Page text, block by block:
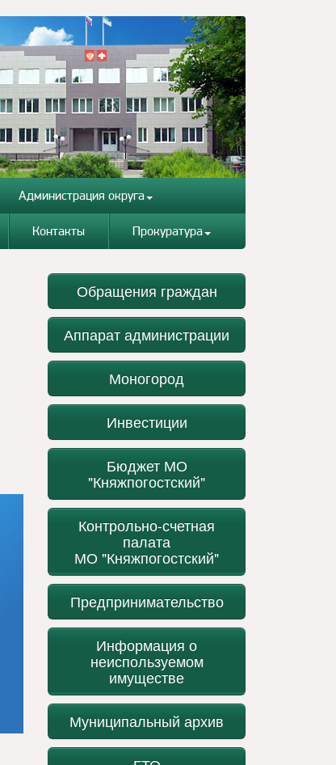
Администрация округа
Контакты Прокуратура
Обращения граждан
Аппарат администрации
Моногород
Инвестиции
Бюджет МО
"Княжпогостский"
Контрольно-счетная
палата
МО "Княжпогостский"
Предпринимательство
Информация о
неиспользуемом
имуществе
Муниципальный архив